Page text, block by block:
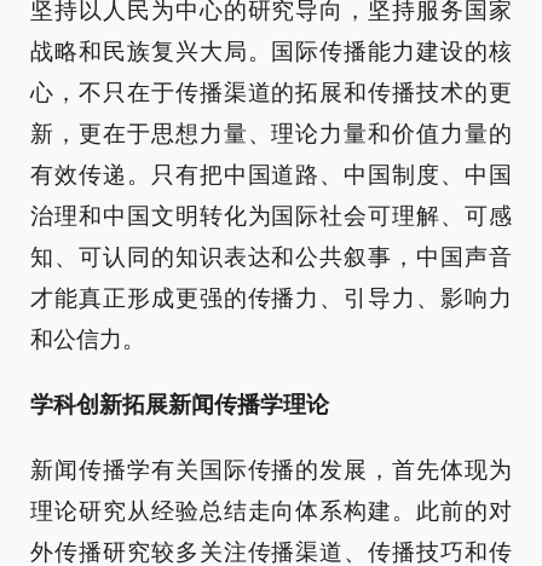
坚持以人民为中心的研究导向，坚持服务国家
战略和民族复兴大局。国际传播能力建设的核
心，不只在于传播渠道的拓展和传播技术的更
新，更在于思想力量、理论力量和价值力量的
有效传递。只有把中国道路、中国制度、中国
治理和中国文明转化为国际社会可理解、可感
知、可认同的知识表达和公共叙事，中国声音
才能真正形成更强的传播力、引导力、影响力
和公信力。
学科创新拓展新闻传播学理论
新闻传播学有关国际传播的发展，首先体现为
理论研究从经验总结走向体系构建。此前的对
外传播研究较多关注传播渠道、传播技巧和传